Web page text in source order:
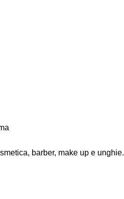
barber, make up e unghie.